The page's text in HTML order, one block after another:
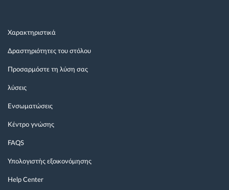
Χαρακτηριστικά
Δραστηριότητες του στόλου
Προσαρμόστε τη λύση σας
λύσεις
Ενσωματώσεις
Κέντρο γνώσης
FAQS
Υπολογιστής εξοικονόμησης
Help Center